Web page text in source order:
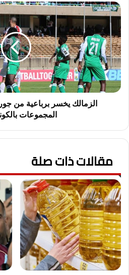
الزمالك
يخسر
برباعية
من
جورماهيا
في
افتتاح
دور
المجموعات
بالكونفدرالية
الزمالك يخسر برباعية من
المجموعات
مقالات ذات صلة